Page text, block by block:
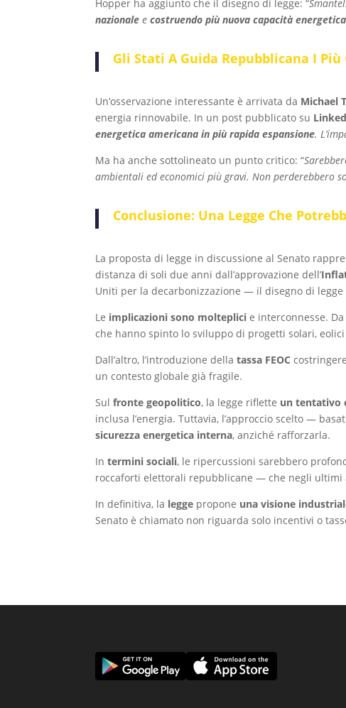
Hopper ha aggiunto che il disegno di legge: “
nazionale ecostruendo più nuova capacità
Gli Stati A Guida Repubblicana I
Un’osservazione interessante è arrivata da Michael
energia rinnovabile. In un post pubblicato su
energetica americana in più rapida espansione.
Ma ha anche sottolineato un punto critico: “
ambientali ed economici più gravi. Non perderebbero
Conclusione: Una Legge Che
La proposta di legge in discussione al Senato
distanza di soli due anni dall’approvazione dell’
Uniti per la decarbonizzazione — il disegno di
Le implicazioni sono molteplici e interconnesse.
che hanno spinto lo sviluppo di progetti solari,
Dall’altro, l’introduzione dellatassa FEOC
un contesto globale già fragile.
Sulfronte geopolitico, la legge riflette un tentativo
inclusa l’energia. Tuttavia, l’approccio scelto —
sicurezza energetica interna, anziché rafforzarla.
Intermini sociali, le ripercussioni sarebbero
roccaforti elettorali repubblicane — che negli ultimi
In definitiva, la legge propone una visione
Senato è chiamato non riguarda solo incentivi o